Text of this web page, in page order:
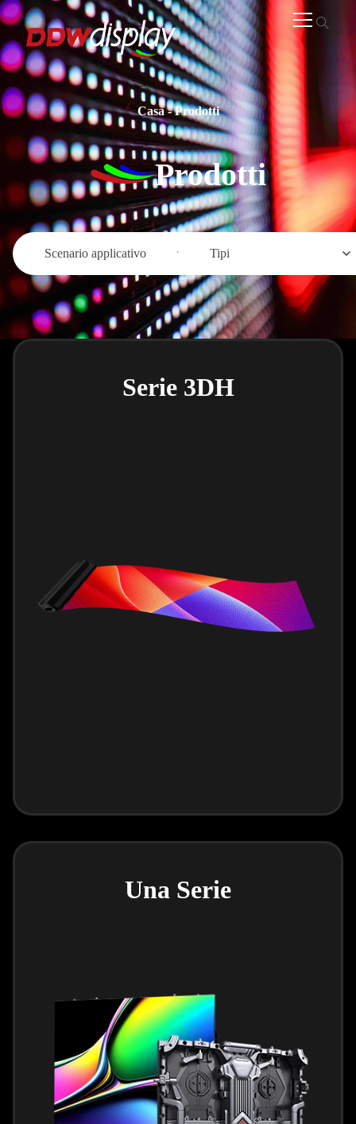
Casa-Prodotti
Prodotti
Scenario applicativo Tipi
Serie 3DH
Una Serie